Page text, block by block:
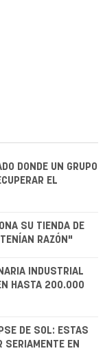
DONDE UN GRUPO
EL
SU TIENDA DE
RAZÓN"
INDUSTRIAL
HASTA 200.000
DE SOL: ESTAS
SERIAMENTE EN